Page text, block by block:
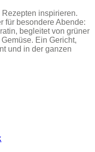
inspirieren.
für besondere Abende:
begleitet von grüner
Ein Gericht,
und in der ganzen